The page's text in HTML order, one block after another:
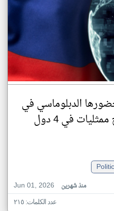
الدبلوماسي في
إفريقيا بافتتاح ممثليات في 4 دول
Jun 01, 2026
منذ شهرين
عدد الكلمات: ٢١٥